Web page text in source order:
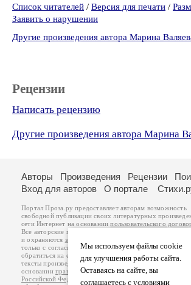
Список читателей / Версия для печати /
Заявить о нарушении
Другие произведения автора Марина
Рецензии
Написать рецензию
Другие произведения автора Марина
Мы используем файлы cookie
для улучшения работы сайта.
Оставаясь на сайте, вы
соглашаетесь с условиями
Авторы Произведения Рецензии
Вход для авторов
О портале
Портал Проза.ру предоставляет авторам возможность
свободной публикации своих литературных
сети Интернет на основаниипользовательского
Все авторские права на произведения принадлежат
и охраняются законом
. Перепечатка произведений
только с согласия его автора, к которому вы можете
обратиться на его авторской странице. Ответственность
тексты произведений авторы несут самостоятельно на
основанииправил публикацииизаконодательства
Российской Федерации